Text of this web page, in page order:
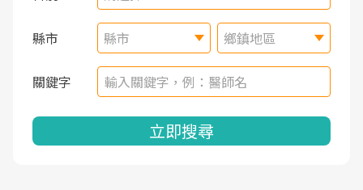
縣市 縣市 鄉鎮地區
關鍵字
立即搜尋